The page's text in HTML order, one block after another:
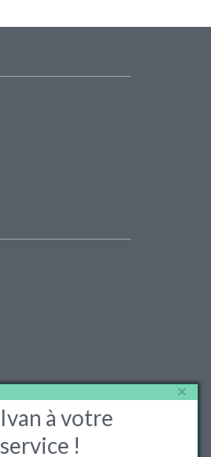
×
Ivan à votre
service !